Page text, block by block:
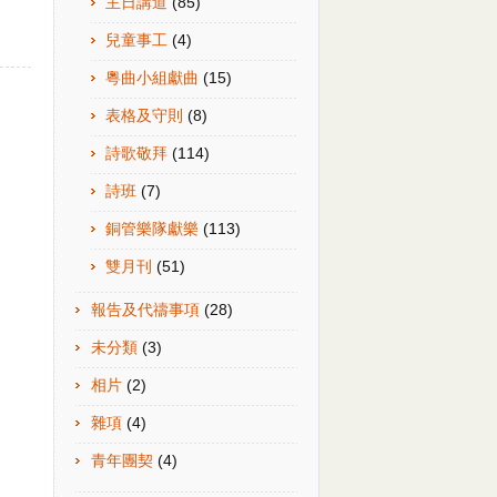
兒童事工 (4)
粵曲小組獻曲 (15)
表格及守則 (8)
詩歌敬拜 (114)
詩班 (7)
銅管樂隊獻樂 (113)
雙月刊 (51)
報告及代禱事項(28)
未分類(3)
相片(2)
雜項(4)
青年團契 (4)